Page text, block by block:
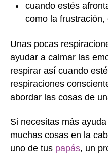
cuando estés
como la
Unas pocas
ayudar a calmar las
respirar así cuando
respiraciones
abordar las cosas de
Si necesitas más
muchas cosas en la
uno de tus papás, un